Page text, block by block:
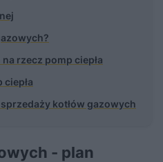
rzecz pomp ciepła
kotłów gazowych
- plan